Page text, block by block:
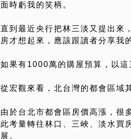
面時虧我的笑柄。
直到最近央行把林三淡又提出來
房才想起來，應該跟讀者分享我
如果有1000萬的購屋預算，以這
從宏觀來看，北台灣的都會區域
由於台北市都會區房價高漲，很
此考量轉往林口、三峽、淡水買
展。